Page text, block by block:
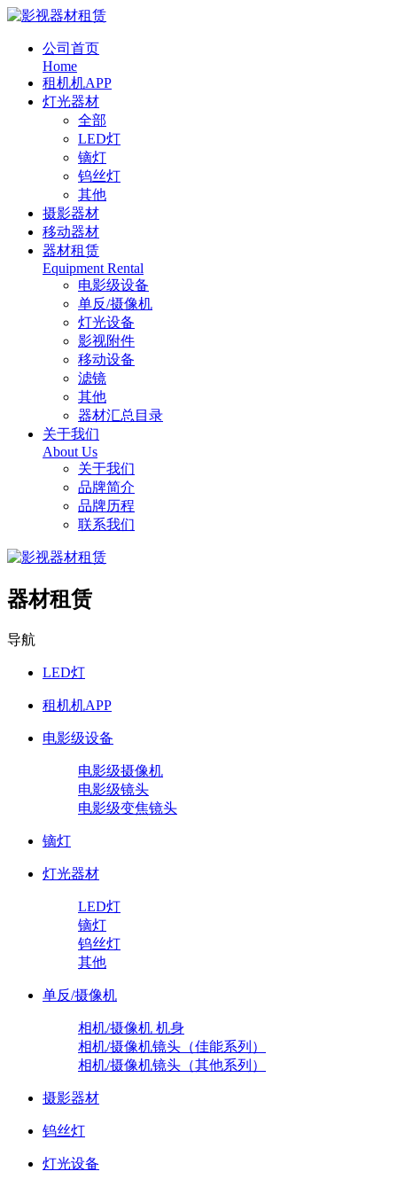
公司首页
Home
租机机APP
灯光器材
全部
LED灯
镝灯
钨丝灯
其他
摄影器材
移动器材
器材租赁
Equipment Rental
电影级设备
单反/摄像机
灯光设备
影视附件
移动设备
滤镜
其他
器材汇总目录
关于我们
About Us
关于我们
品牌简介
品牌历程
联系我们
器材租赁
导航
LED灯
租机机APP
电影级设备
电影级摄像机
电影级镜头
电影级变焦镜头
镝灯
灯光器材
LED灯
镝灯
钨丝灯
其他
单反/摄像机
相机/摄像机 机身
相机/摄像机镜头（佳能系列）
相机/摄像机镜头（其他系列）
摄影器材
钨丝灯
灯光设备